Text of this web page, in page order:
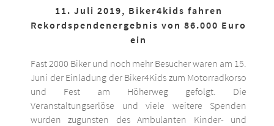
11. Juli 2019, Biker4kids fahren
Rekordspendenergebnis von 86.000 Euro
ein
Fast 2000 Biker und noch mehr Besucher waren am 15.
Juni der Einladung der Biker4Kids zum Motorradkorso
und Fest am Höherweg gefolgt. Die
Veranstaltungserlöse und viele weitere Spenden
wurden zugunsten des Ambulanten Kinder- und